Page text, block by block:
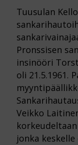
Tuusulan
Pronssisen
insinööri
oli 21.5.1961.
Veikko
jonka